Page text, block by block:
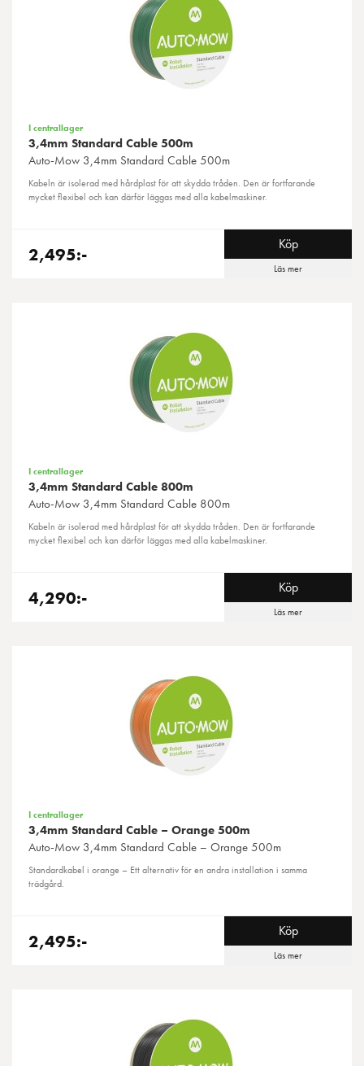
I centrallager
3,4mm Standard Cable 500m
Auto-Mow 3,4mm Standard Cable 500m
Kabeln är isolerad med hårdplast för att skydda tråden. Den är fortfarande
mycket flexibel och kan därför läggas med alla kabelmaskiner.
2,495:- Köp
Läs mer
I centrallager
3,4mm Standard Cable 800m
Auto-Mow 3,4mm Standard Cable 800m
Kabeln är isolerad med hårdplast för att skydda tråden. Den är fortfarande
mycket flexibel och kan därför läggas med alla kabelmaskiner.
4,290:- Köp
Läs mer
I centrallager
3,4mm Standard Cable – Orange 500m
Auto-Mow 3,4mm Standard Cable – Orange 500m
Standardkabel i orange – Ett alternativ för en andra installation i samma
trädgård.
2,495:- Köp
Läs mer